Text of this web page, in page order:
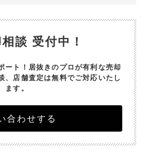
談 受付中！
ート！居抜きのプロが有利な売却
、店舗査定は無料でご対応いたし
ます。
合わせする